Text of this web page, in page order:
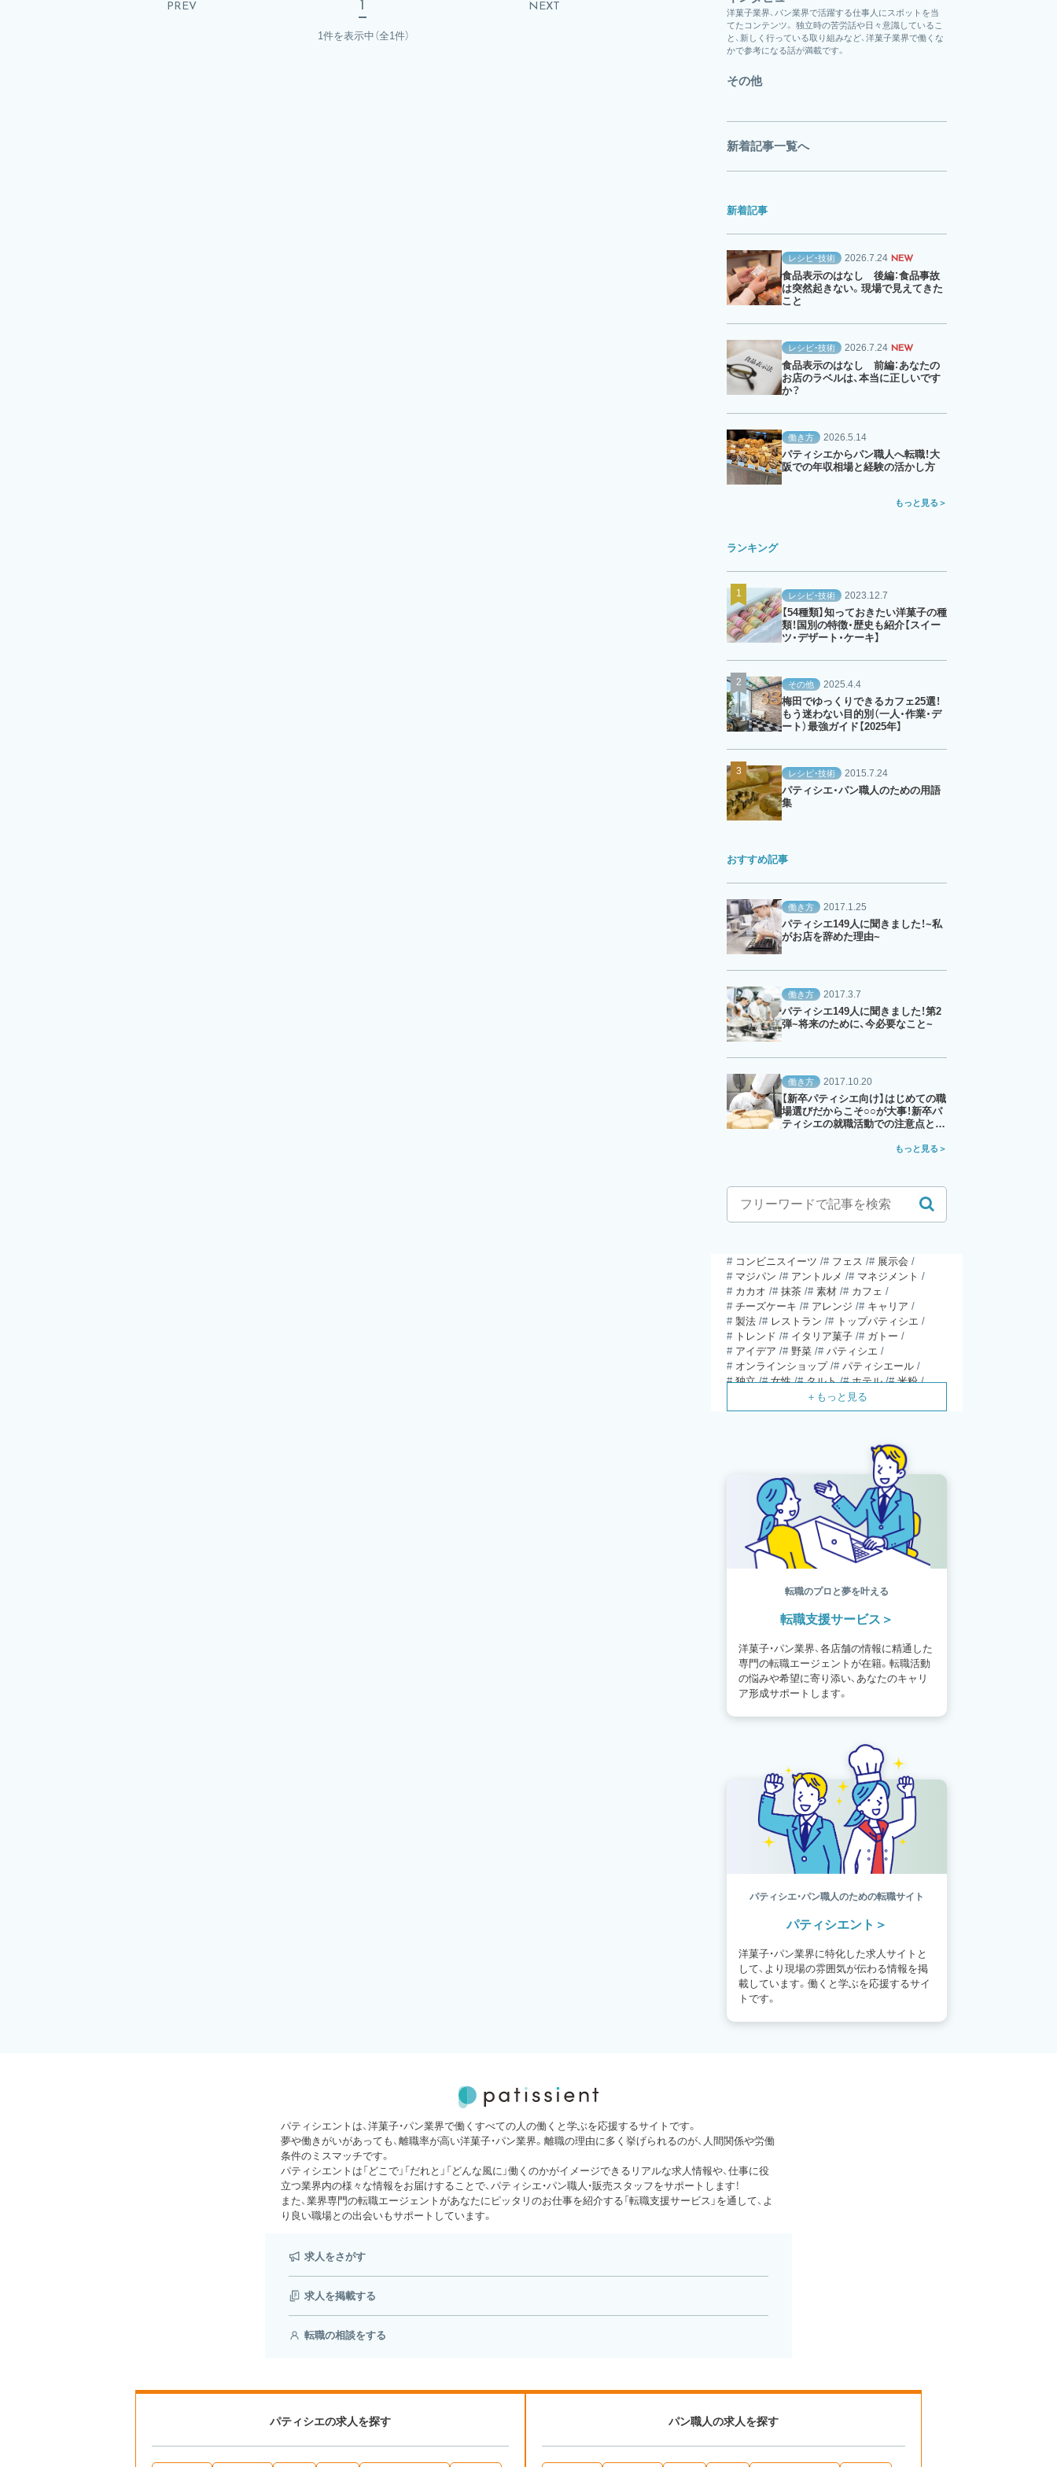
PREV 1 NEXT
1件を表示中 （全1件）
洋菓子業界、パン業界で活躍する仕事人にスポットを当
てたコンテンツ。 独立時の苦労話や日々意識しているこ
と、新しく行っている取り組みなど、洋菓子業界で働くな
かで参考になる話が満載です。
その他
新着記事一覧へ
新着記事
レシピ・技術 2026.7.24 NEW
食品表示のはなし 後編：食品事故
は突然起きない。現場で見えてきた
こと
レシピ・技術 2026.7.24 NEW
食品表示のはなし 前編：あなたの
お店のラベルは、本当に正しいです
か？
働き方 2026.5.14
パティシエからパン職人へ転職！大
阪での年収相場と経験の活かし方
もっと見る
ランキング
レシピ・技術 2023.12.7
【54種類】知っておきたい洋菓子の種
類！国別の特徴・歴史も紹介【スイー
ツ・デザート・ケーキ】
その他 2025.4.4
梅田でゆっくりできるカフェ25選！
もう迷わない目的別（一人・作業・デ
ート）最強ガイド【2025年】
レシピ・技術 2015.7.24
パティシエ・パン職人のための用語
集
おすすめ記事
働き方 2017.1.25
パティシエ149人に聞きました！~私
がお店を辞めた理由~
働き方 2017.3.7
パティシエ149人に聞きました！第2
弾~将来のために、今必要なこと~
働き方 2017.10.20
【新卒パティシエ向け】はじめての職
場選びだからこそ○○が大事！新卒パ
ティシエの就職活動での注意点と
もっと見る
コンビニスイーツ フェス
展示会
マジパン
アントルメ
マネジメント
カカオ
抹茶 素材
カフェ
チーズケーキ
アレンジ
キャリア
製法
レストラン
トップパティシエ
トレンド
イタリア菓子
ガトー
アイデア
野菜
パティシエ
オンラインショップ
パティシエール
独立
女性 タルト ホテル
米粉
パウンドケーキ
ガレット・デ・ロワ
SDGs
SNS 母の日
モンブラン
パッケージ
商品開発
ブーランジェ
体験記
コンテスト 販売促進
スタッフ育成
就職活動
スイーツ
IT 業界事情
講習会
潜入レポート
クリスマス
新人パティシエ
インタビュー
アンケート
働き方
フリーランス
ウェデイングケーキ
バレンタイン
ベーカリー
工場 専門学生
アシェットデセール
資格
シェフ
フランス
オーブン担当
チョコレート
身体のケア
歴史
転職のプロと夢を叶える
転職支援サービス
洋菓子・パン業界、各店舗の情報に精通した
専門の転職エージェントが在籍。転職活動
の悩みや希望に寄り添い、あなたのキャリ
ア形成サポートします。
パティシエ・パン職人のための転職サイト
パティシエント
洋菓子・パン業界に特化した求人サイトと
して、より現場の雰囲気が伝わる情報を掲
載しています。働くと学ぶを応援するサイ
トです。
パティシエントは、洋菓子・パン業界で働くすべての人の働くと学ぶを応援するサイトです。
夢や働きがいがあっても、離職率が高い洋菓子・パン業界。離職の理由に多く挙げられるのが、人間関係や労働
条件のミスマッチです。
パティシエントは「どこで」「だれと」「どんな風に」働くのかがイメージできるリアルな求人情報や、仕事に役
立つ業界内の様々な情報をお届けすることで、パティシエ・パン職人・販売スタッフをサポートします！
また、業界専門の転職エージェントがあなたにピッタリのお仕事を紹介する「転職支援サービス」を通して、よ
り良い職場との出会いもサポートしています。
求人をさがす
求人を掲載する
転職の相談をする
パティシエの求人を探す パン職人の求人を探す